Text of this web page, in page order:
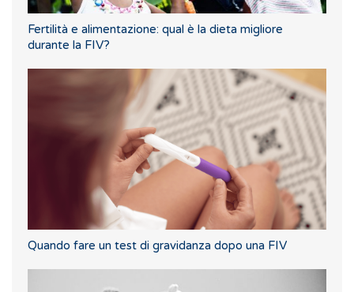
Fertilità e alimentazione: qual è la dieta migliore
durante la FIV?
Quando fare un test di gravidanza dopo una FIV